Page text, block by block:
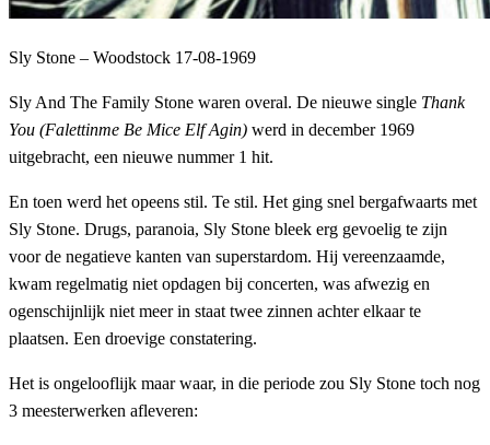
Sly Stone – Woodstock 17-08-1969
Sly And The Family Stone waren overal. De nieuwe single Thank
You (Falettinme Be Mice Elf Agin) werd in december 1969
uitgebracht, een nieuwe nummer 1 hit.
En toen werd het opeens stil. Te stil. Het ging snel bergafwaarts met
Sly Stone. Drugs, paranoia, Sly Stone bleek erg gevoelig te zijn
voor de negatieve kanten van superstardom. Hij vereenzaamde,
kwam regelmatig niet opdagen bij concerten, was afwezig en
ogenschijnlijk niet meer in staat twee zinnen achter elkaar te
plaatsen. Een droevige constatering.
Het is ongelooflijk maar waar, in die periode zou Sly Stone toch nog
3 meesterwerken afleveren: